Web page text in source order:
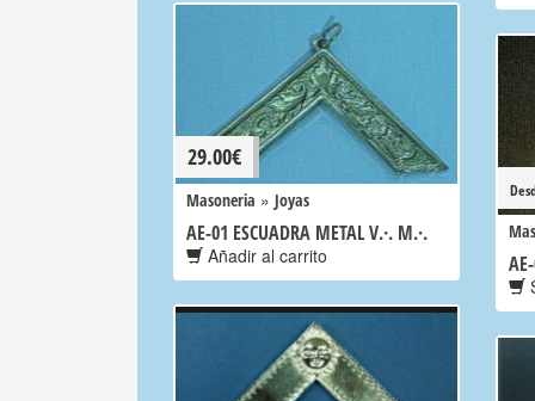
29.00€
Masoneria » Joyas
AE-01 ESCUADRA METAL V.·. M.·.
Añadir al carrito